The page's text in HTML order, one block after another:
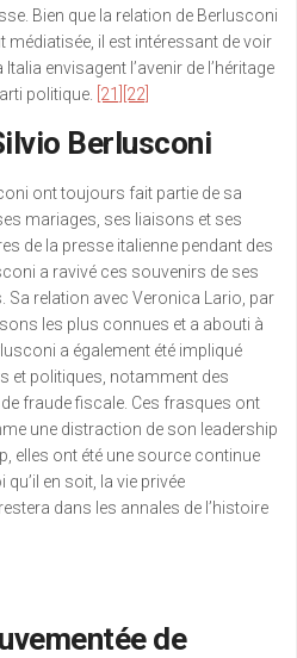
Bien que la relation de Berlusconi
médiatisée, il est intéressant de voir
envisagent l’avenir de l’héritage
politique.
[21] [22]
Berlusconi
ont toujours fait partie de sa
mariages, ses liaisons et ses
de la presse italienne pendant des
a ravivé ces souvenirs de ses
Sa relation avec Veronica Lario, par
les plus connues et a abouti à
a également été impliqué
et politiques, notamment des
fraude fiscale. Ces frasques ont
une distraction de son leadership
elles ont été une source continue
en soit, la vie privée
dans les annales de l’histoire
de